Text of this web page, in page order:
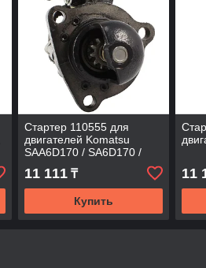
Стартер 110555 для
двигателей Komatsu
SAA6D170 / SA6D170 /
11 111₸
Купить
11